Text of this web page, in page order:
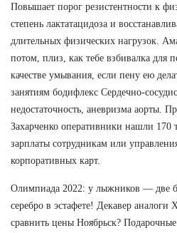
Повышает порог резистентности к
степень лактатацидоза и
длительных физических нагрузок.
потом, плиз, как тебе взбивалка для
качестве умывания, если пену ею
занятиям бодифлекс Сердечно-
недостаточность, аневризма аорты.
Захарченко оперативники нашли 170
зарплаты сотрудникам или
корпоративных карт.
Олимпиада 2022: у лыжников — две
серебро в эстафете! Декавер
сравнить цены Ноябрьск?